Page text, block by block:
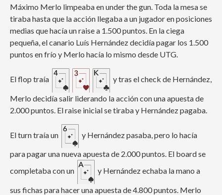
Máximo Merlo limpeaba en under the gun. Toda la mesa se
tiraba hasta que la acción llegaba a un jugador en posiciones
medias que hacía un raise a 1.500 puntos. En la ciega
pequeña, el canario Luís Hernández decidía pagar los 1.500
puntos en frío y Merlo hacía lo mismo desde UTG.
El flop traía y tras el check de Hernández,
Merlo decidía salir liderando la acción con una apuesta de
2.000 puntos. El raise inicial se tiraba y Hernández pagaba.
El turn traía un y Hernández pasaba, pero lo hacía
para pagar una nueva apuesta de 2.000 puntos. El board se
completaba con un
y Hernández echaba la mano a
sus fichas para hacer una apuesta de 4.800 puntos. Merlo